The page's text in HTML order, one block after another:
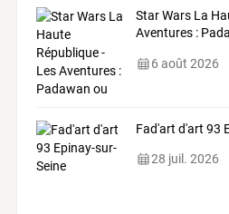
StarWarsLa
Aventures:
6 août 2026
Fad'art d'art 93
28 juil. 2026